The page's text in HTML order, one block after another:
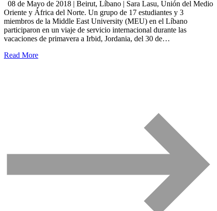
08 de Mayo de 2018 | Beirut, Líbano | Sara Lasu, Unión del Medio
Oriente y África del Norte. Un grupo de 17 estudiantes y 3
miembros de la Middle East University (MEU) en el Líbano
participaron en un viaje de servicio internacional durante las
vacaciones de primavera a Irbid, Jordania, del 30 de…
Read More